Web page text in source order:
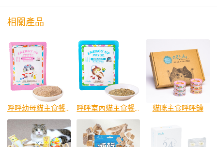
相關產品
呼呼幼母貓主食餐包 呼呼室內貓主食餐包 貓咪主食呼呼罐